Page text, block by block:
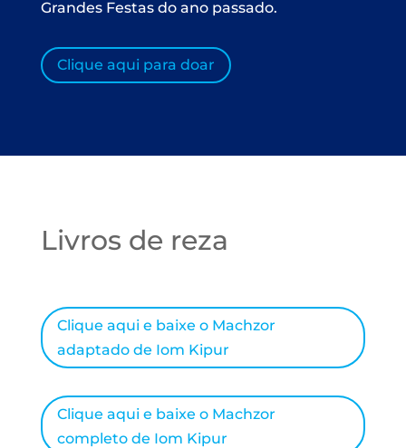
Grandes Festas do ano passado.
Clique aqui para doar
Livros de reza
Clique aqui e baixe o Machzor
adaptado de Iom Kipur
Clique aqui e baixe o Machzor
completo de Iom Kipur